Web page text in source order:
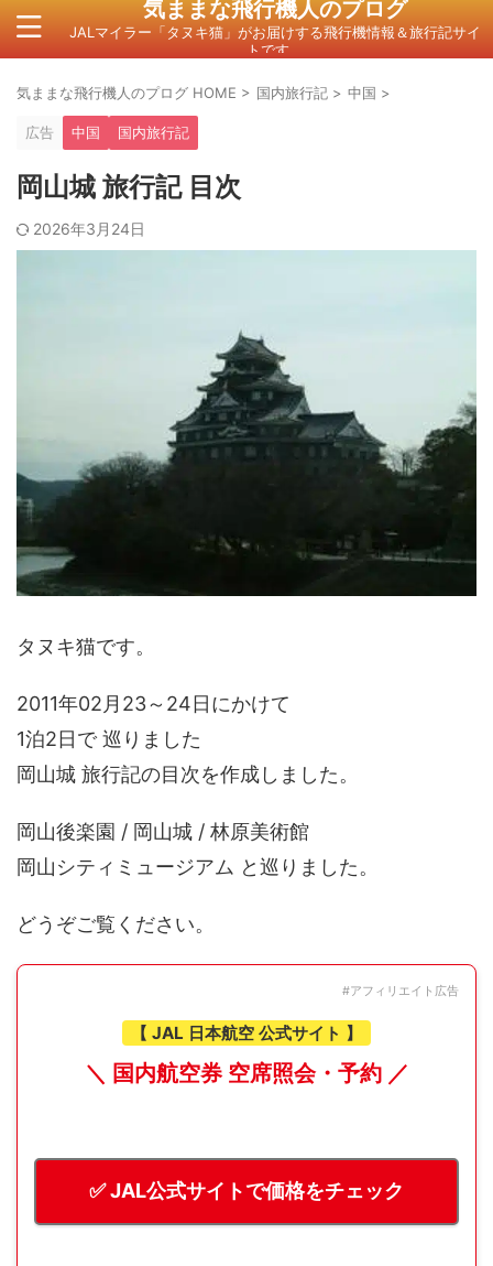
気ままな飛行機人のプログ
JALマイラー「タヌキ猫」がお届けする飛行機情報＆旅行記サイ
トです。
気ままな飛行機人のプログ HOME > 国内旅行記 > 中国 >
広告 中国 国内旅行記
岡山城 旅行記 目次
2026年3月24日
タヌキ猫です。
2011年02月23～24日にかけて
1泊2日で 巡りました
岡山城 旅行記の目次を作成しました。
岡山後楽園 / 岡山城 / 林原美術館
岡山シティミュージアム と巡りました。
どうぞご覧ください。
#アフィリエイト広告
【 JAL 日本航空 公式サイト 】
＼ 国内航空券 空席照会・予約 ／
✅ JAL公式サイトで価格をチェック